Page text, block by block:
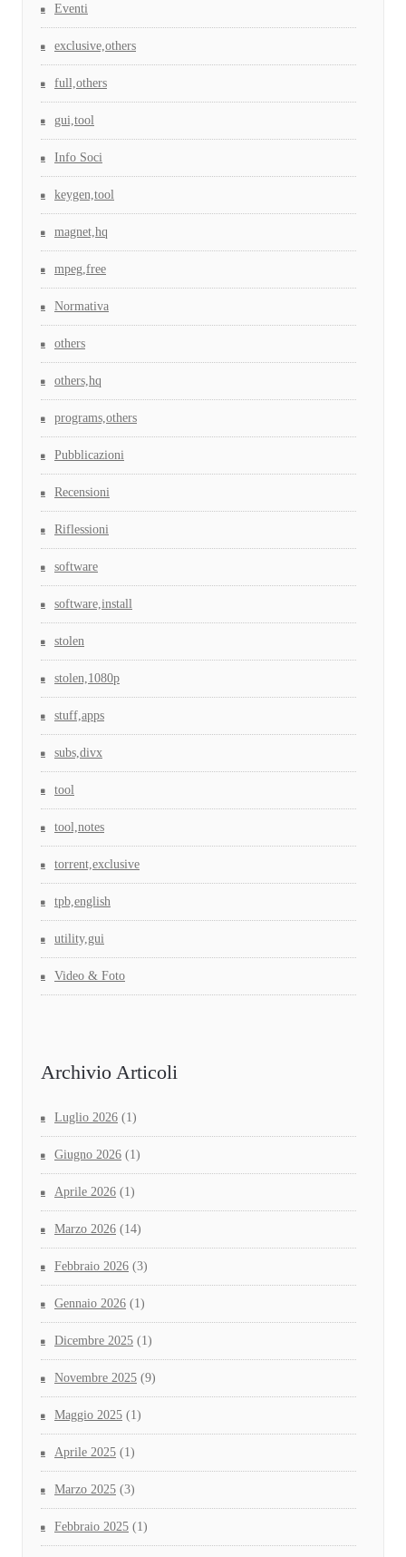
Eventi
exclusive,others
full,others
gui,tool
Info Soci
keygen,tool
magnet,hq
mpeg,free
Normativa
others
others,hq
programs,others
Pubblicazioni
Recensioni
Riflessioni
software
software,install
stolen
stolen,1080p
stuff,apps
subs,divx
tool
tool,notes
torrent,exclusive
tpb,english
utility,gui
Video & Foto
Archivio Articoli
Luglio 2026 (1)
Giugno 2026 (1)
Aprile 2026 (1)
Marzo 2026 (14)
Febbraio 2026 (3)
Gennaio 2026 (1)
Dicembre 2025 (1)
Novembre 2025 (9)
Maggio 2025 (1)
Aprile 2025 (1)
Marzo 2025 (3)
Febbraio 2025 (1)